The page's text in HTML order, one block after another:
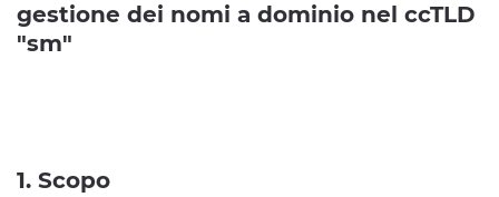
gestione dei nomi a dominio nel ccTLD
"sm"
1. Scopo